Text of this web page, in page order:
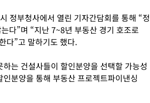
정부청사에서 열린 기자간담회를 통해 “정
다”며 “지난 7~8년 부동산 경기 호조로
다”고 말하기도 했다.
는 건설사들이 할인분양을 선택할 가능성
분양을 통해 부동산 프로젝트파이낸싱